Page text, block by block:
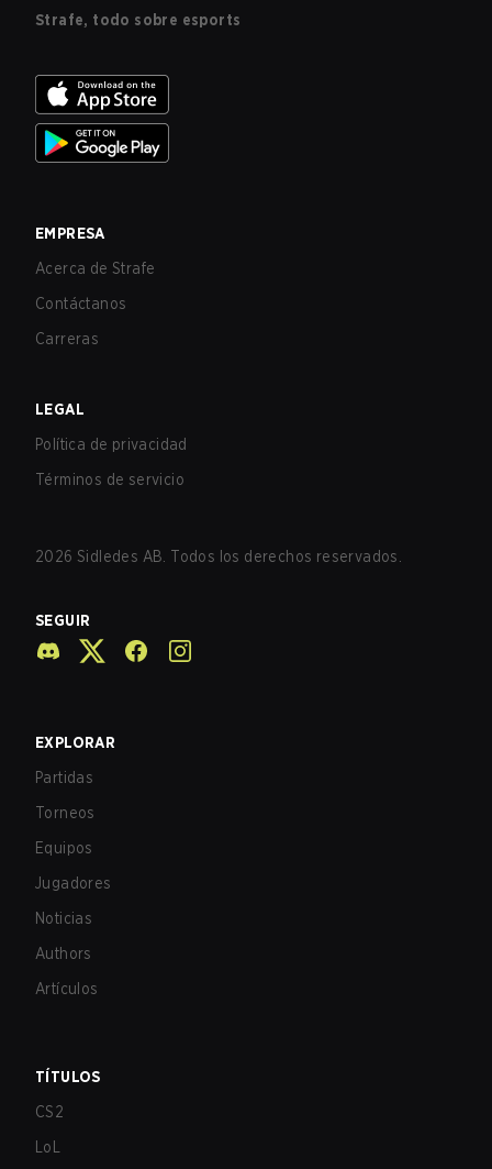
Strafe, todo sobre esports
EMPRESA
Acerca de Strafe
Contáctanos
Carreras
LEGAL
Política de privacidad
Términos de servicio
2026 Sidledes AB. Todos los derechos reservados.
SEGUIR
EXPLORAR
Partidas
Torneos
Equipos
Jugadores
Noticias
Authors
Artículos
TÍTULOS
CS2
LoL